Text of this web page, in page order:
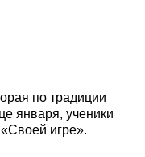
по традиции
января, ученики
игре».